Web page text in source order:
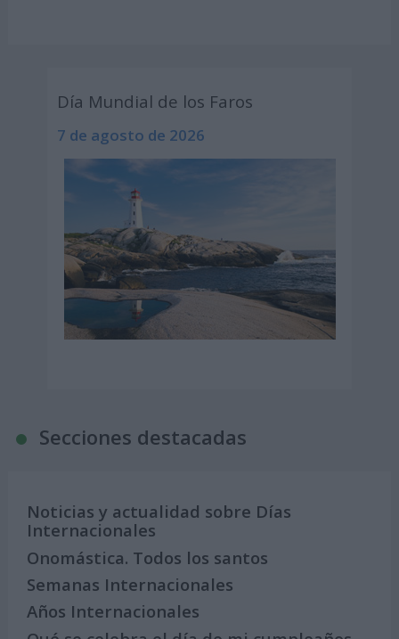
Día Mundial de los Faros
7 de agosto de 2026
Secciones destacadas
Noticias y actualidad sobre Días
Internacionales
Onomástica. Todos los santos
Semanas Internacionales
Años Internacionales